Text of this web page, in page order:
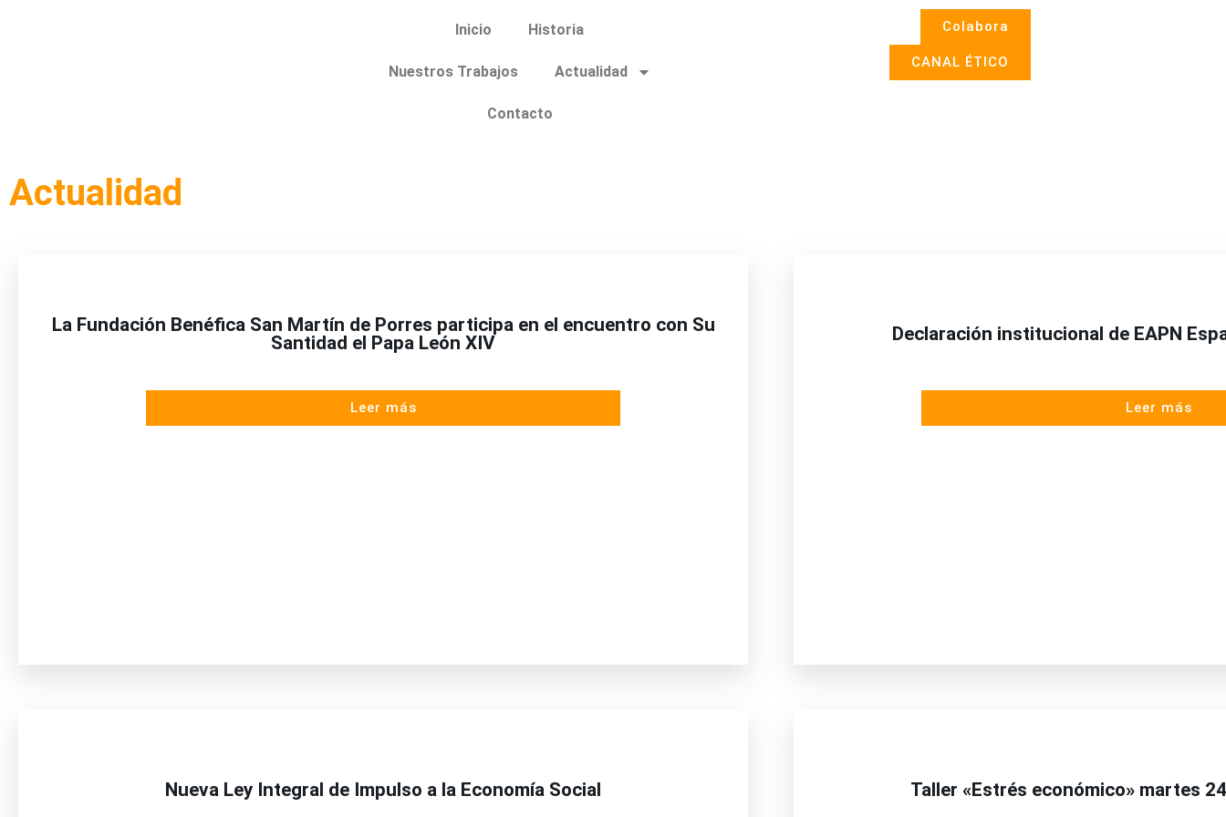
Inicio Historia
Nuestros Trabajos Actualidad
Contacto
Colabora
CANAL ÉTICO
Actualidad
La Fundación Benéfica San Martín de Porres participa en el encuentro con Su
Santidad el Papa León XIV
Leer más
Declaración institucional de EAPN
Leer más
Nueva Ley Integral de Impulso a la Economía Social Taller «Estrés económico» martes